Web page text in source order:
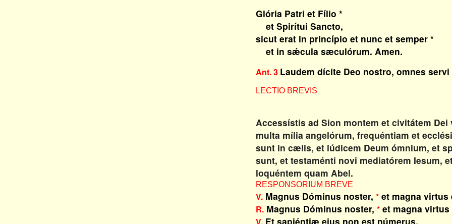
Glória Patri et Fílio *
et Spirítui Sancto,
sicut erat in princípio et nunc et semper *
et in sǽcula sæculórum. Amen.
Ant. 3 Laudem dícite Deo nostro, omnes
LECTIO BREVIS
Accessístis ad Sion montem et civitátem
multa mília angelórum, frequéntiam et
sunt in cælis, et iúdicem Deum ómnium, et
sunt, et testaménti novi mediatórem Iesum,
loquéntem quam Abel.
RESPONSORIUM BREVE
V. Magnus Dóminus noster,* et magna virtus
R. Magnus Dóminus noster,* et magna virtus
Et sapiéntiæ eius non est númerus.